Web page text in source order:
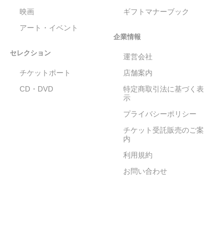
映画
アート・イベント
セレクション
チケットポート
CD・DVD
ギフトマナーブック
企業情報
運営会社
店舗案内
特定商取引法に基づく表
示
プライバシーポリシー
チケット受託販売のご案
内
利用規約
お問い合わせ